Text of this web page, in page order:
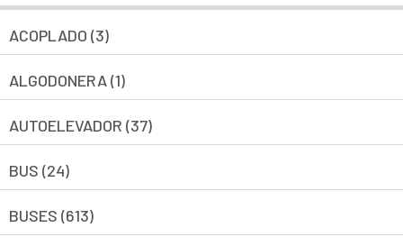
ACOPLADO (3)
ALGODONERA (1)
AUTOELEVADOR (37)
BUS (24)
BUSES (613)